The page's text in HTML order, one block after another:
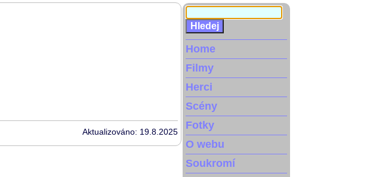
Aktualizováno: 19.8.2025
Home
Filmy
Herci
Scény
Fotky
O webu
Soukromí